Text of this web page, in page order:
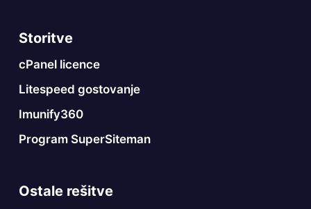
Storitve
cPanel licence
Litespeed gostovanje
Imunify360
Program SuperSiteman
Ostale rešitve